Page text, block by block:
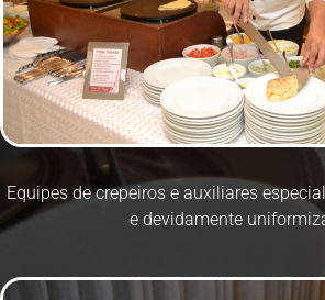
Equipes de crepeiros e auxiliares
e devidamente